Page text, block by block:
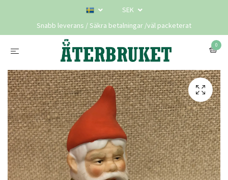
SEK
Snabb leverans / Säkra betalningar /väl packeterat
0